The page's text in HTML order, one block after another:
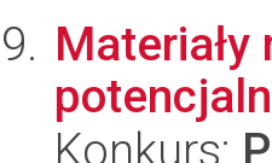
Konkurs: